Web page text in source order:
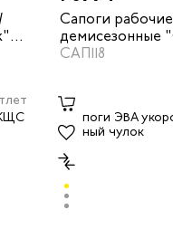
Сапоги
демисезонные
цвет черный
САП118